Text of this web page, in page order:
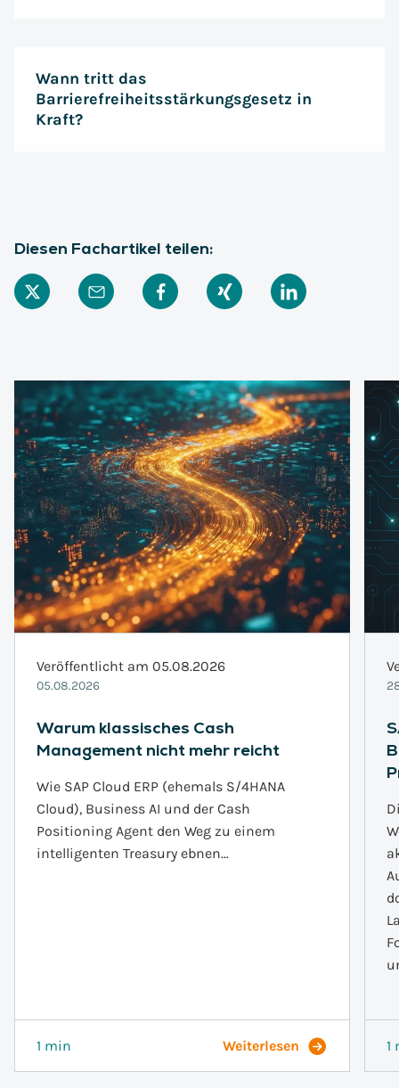
Unternehmen ihre Websites, Apps, Kundenportale
und digitale Geschäftskommunikation sowie
Services barrierefrei gestalten.
Wann tritt das
Barrierefreiheitsstärkungsgesetz in
Kraft?
Diesen Fachartikel teilen:
Veröffentlicht am 05.08.2026
05.08.2026
Warum klassisches Cash
Management nicht mehr reicht
Wie SAP Cloud ERP (ehemals S/4HANA
Cloud), Business AI und der Cash
Positioning Agent den Weg zu einem
intelligenten Treasury ebnen…
1 min Weiterlesen 1